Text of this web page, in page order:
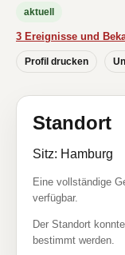
aktuell
3 Ereignisse und
Profil drucken
Standort
Sitz: Hamburg
Eine vollständige
verfügbar.
Der Standort
bestimmt werden.